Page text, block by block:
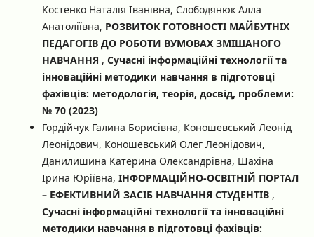
Костенко Наталія Іванівна, Слободянюк Алла
Анатоліївна, РОЗВИТОК ГОТОВНОСТІ МАЙБУТНІХ
ПЕДАГОГІВ ДО РОБОТИ ВУМОВАХ ЗМІШАНОГО
НАВЧАННЯ , Сучасні інформаційні технології та
інноваційні методики навчання в підготовці
фахівців: методологія, теорія, досвід, проблеми:
№ 70 (2023)
Гордійчук Галина Борисівна, Коношевський Леонід
Леонідович, Коношевський Олег Леонідович,
Данилишина Катерина Олександрівна, Шахіна
Ірина Юріївна, ІНФОРМАЦІЙНО-ОСВІТНІЙ ПОРТАЛ
– ЕФЕКТИВНИЙ ЗАСІБ НАВЧАННЯ СТУДЕНТІВ ,
Сучасні інформаційні технології та інноваційні
методики навчання в підготовці фахівців: